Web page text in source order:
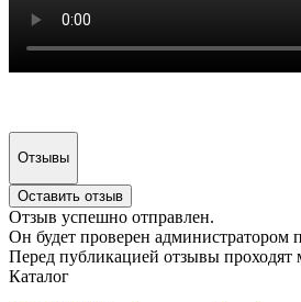
Отзывы
Оставить отзыв
Отзыв успешно отправлен.
Он будет проверен администратором
Перед публикацией отзывы проходят
Каталог